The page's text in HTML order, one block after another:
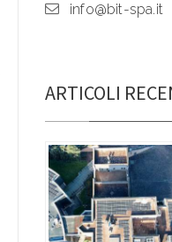
info@bit-spa.it
ARTICOLI